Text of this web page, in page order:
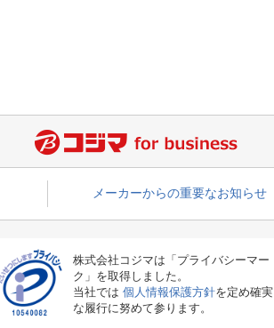
メーカーからの重要なお知らせ
株式会社コジマは「プライバシーマー
ク」を取得しました。
当社では 個人情報保護方針を定め確実
な履行に努めて参ります。